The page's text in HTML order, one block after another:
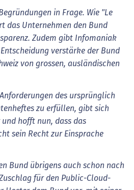
in Frage. Wie "Le
das Unternehmen den Bund
Zudem gibt Infomaniak
verstärke der Bund
von grossen, ausländischen
des ursprünglich
zu erfüllen, gibt sich
hofft nun, dass das
sein Recht zur Einsprache
Bund übrigens auch schon nach
für den Public-Cloud-